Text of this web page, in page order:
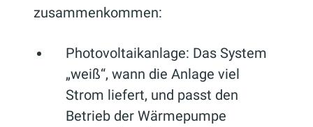
zusammenkommen:
Photovoltaikanlage: Das System
„weiß“, wann die Anlage viel
Strom liefert, und passt den
Betrieb der Wärmepumpe